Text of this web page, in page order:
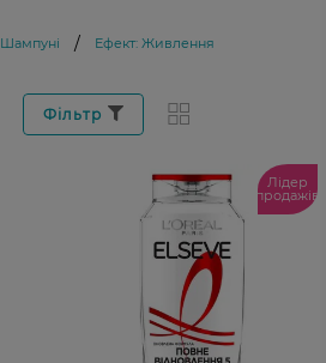
Шампуні / Ефект: Живлення
Фільтр
Лідер
продажів